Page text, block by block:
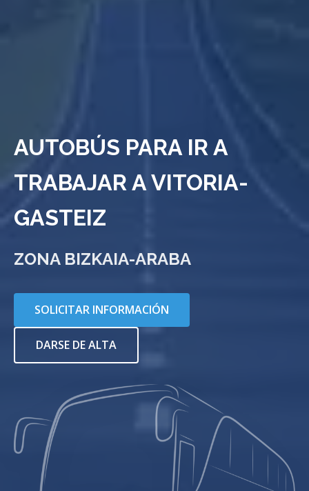
AUTOBÚS PARA IR A
TRABAJAR A VITORIA-
GASTEIZ
ZONA BIZKAIA-ARABA
SOLICITAR INFORMACIÓN
DARSE DE ALTA